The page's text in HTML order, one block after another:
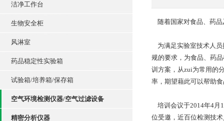
洁净工作台
生物安全柜
风淋室
药品稳定性实验箱
试验箱/培养箱/保存箱
空气环境检测仪器/空气过滤设备
精密分析仪器
随着国家对食品、药品
为满足实验室技术人员
规的要求，为食品、药
训方案，从zui为常用的
率，期望藉此可以帮助
培训会议于2014年4月
位受邀，近百位检测技